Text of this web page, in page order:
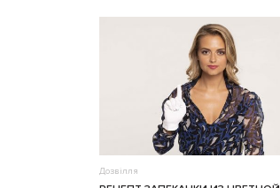
Дозвілля